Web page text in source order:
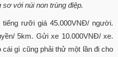
sơ với núi non trùng điệp.
rưỡi giá 45.000VNĐ/ người.
5km. Gửi xe 10.000VNĐ/ xe.
gì cũng phải thử một lần đi cho